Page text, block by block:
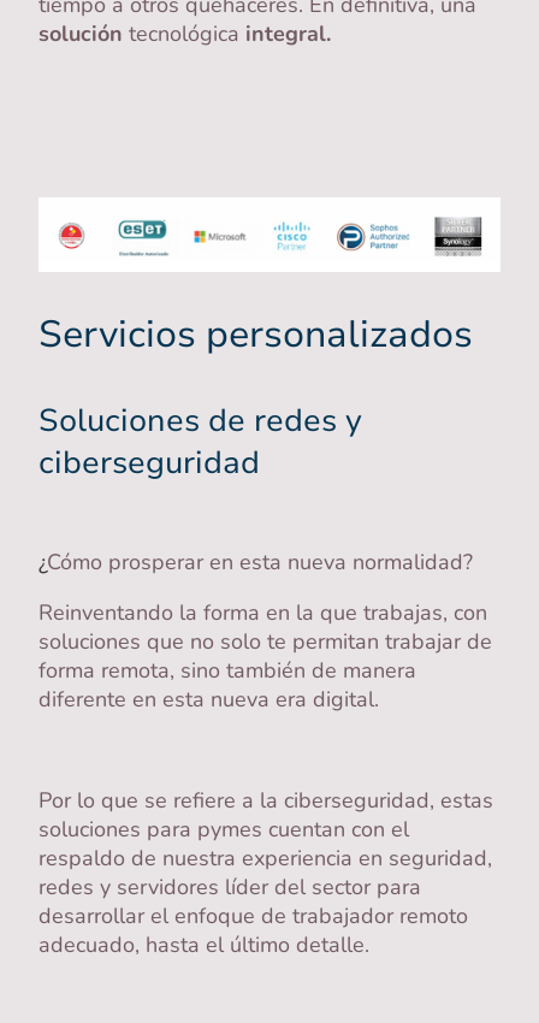
solución tecnológica integral.
Servicios personalizados
Soluciones de redes y
ciberseguridad
¿Cómo prosperar en esta nueva normalidad?
Reinventando la forma en la que trabajas, con
soluciones que no solo te permitan trabajar de
forma remota, sino también de manera
diferente en esta nueva era digital.
Por lo que se refiere a la ciberseguridad, estas
soluciones para pymes cuentan con el
respaldo de nuestra experiencia en seguridad,
redes y servidores líder del sector para
desarrollar el enfoque de trabajador remoto
adecuado, hasta el último detalle.